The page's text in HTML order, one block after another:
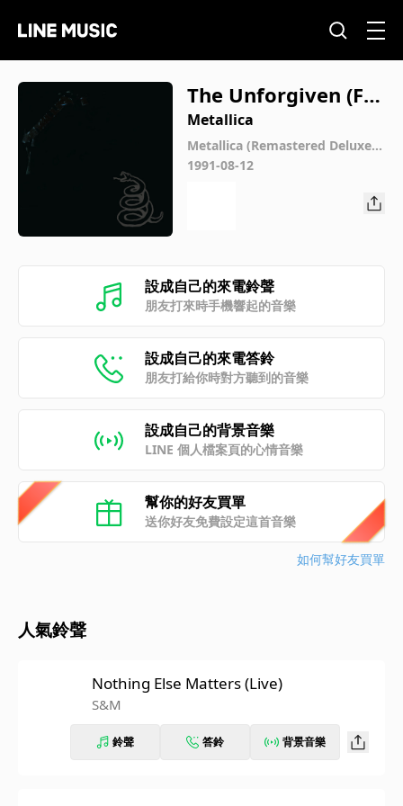
The Unforgiven (Fro
m James' Riff Tapes
III)
Metallica
Metallica (Remastered Deluxe B
ox Set)
1991-08-12
設成自己的來電鈴聲
朋友打來時手機響起的音樂
設成自己的來電答鈴
朋友打給你時對方聽到的音樂
設成自己的背景音樂
LINE 個人檔案頁的心情音樂
幫你的好友買單
送你好友免費設定這首音樂
如何幫好友買單
人氣鈴聲
Nothing Else Matters (Live)
S&M
鈴聲 答鈴 背景音樂